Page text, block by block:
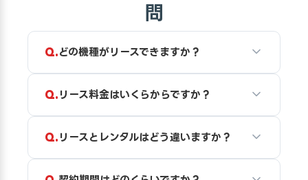
問
どの機種がリースできますか？
リース料金はいくらからですか？
リースとレンタルはどう違いますか？